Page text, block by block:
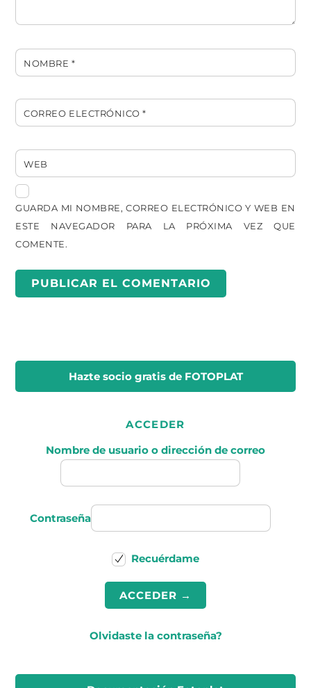
NOMBRE *
CORREO ELECTRÓNICO*
WEB
GUARDA MI NOMBRE, CORREO ELECTRÓNICO Y WEB EN
ESTE NAVEGADOR PARA LA PRÓXIMA VEZ QUE
COMENTE.
Hazte socio gratisde FOTOPLAT
ACCEDER
Nombre de usuario o dirección de correo
Contraseña
Recuérdame
Olvidaste la contraseña?